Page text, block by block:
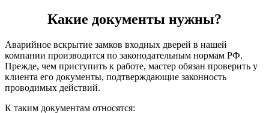
Какие документы нужны?
Аварийное вскрытие замков входных дверей в нашей
компании производится по законодательным нормам РФ.
Прежде, чем приступить к работе, мастер обязан проверить у
клиента его документы, подтверждающие законность
проводимых действий.
К таким документам относятся: